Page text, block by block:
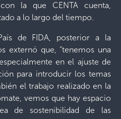
la que CENTA cuenta,
a lo largo del tiempo.
de FIDA, posterior a la
externó que, “tenemos una
en el ajuste de
para introducir los temas
el trabajo realizado en la
vemos que hay espacio
de sostenibilidad de las